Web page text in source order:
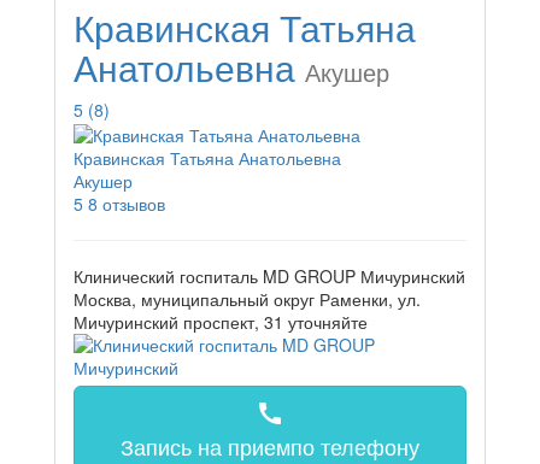
Кравинская Татьяна
Анатольевна Акушер
5 (8)
Кравинская Татьяна Анатольевна
Акушер
5 8 отзывов
Клинический госпиталь MD GROUP Мичуринский
Москва, муниципальный округ Раменки, ул.
Мичуринский проспект, 31 уточняйте
call
Запись на приемпо телефону